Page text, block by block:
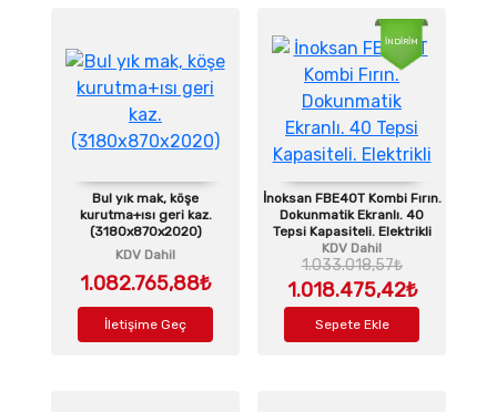
Bul yık mak, köşe
kurutma+ısı geri kaz.
(3180x870x2020)
KDV Dahil
1.082.765,88₺
İletişime Geç
İNDİRİM
İnoksan FBE40T Kombi Fırın.
Dokunmatik Ekranlı. 40
Tepsi Kapasiteli. Elektrikli
KDV Dahil
1.033.018,57₺
1.018.475,42₺
Sepete Ekle